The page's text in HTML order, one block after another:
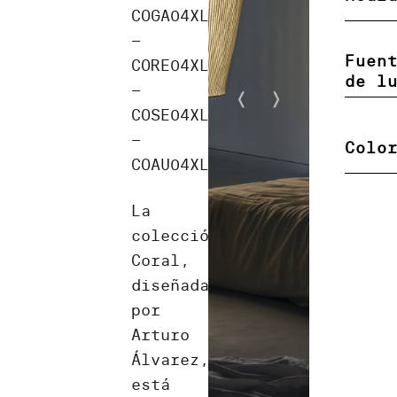
COGA04XL
–
CORE04XL
–
COSE04XL
–
COAU04XL
La
colección
Coral,
diseñada
por
Arturo
Álvarez,
está
de